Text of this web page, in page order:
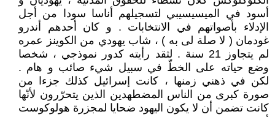
أسود في الميسيسيبي لتسجيلهم أناسا سودا من أجل
الإدلاء بأصواتهم في الانتخابات . و كان أحدهم أندرو
غودمان ( لا صلة لى به ) ، شاب يهودي من الكوينز عمره
لم يتجاوز 21 سنة . لثقد رأيته كدور نموذجي ، شخصا
وضع حياته على الخطّ في سبيل شيء صائب و هام .
لكن في ذهني زمنها ، كانت إسرائيل كذلك جزءا من
صورة كبرى من الناس المضطهدين الذين يتحرّرون لأنّها
كانت تضمن أن لا يكون اليهود ضحايا لمجزرة هولوكوست